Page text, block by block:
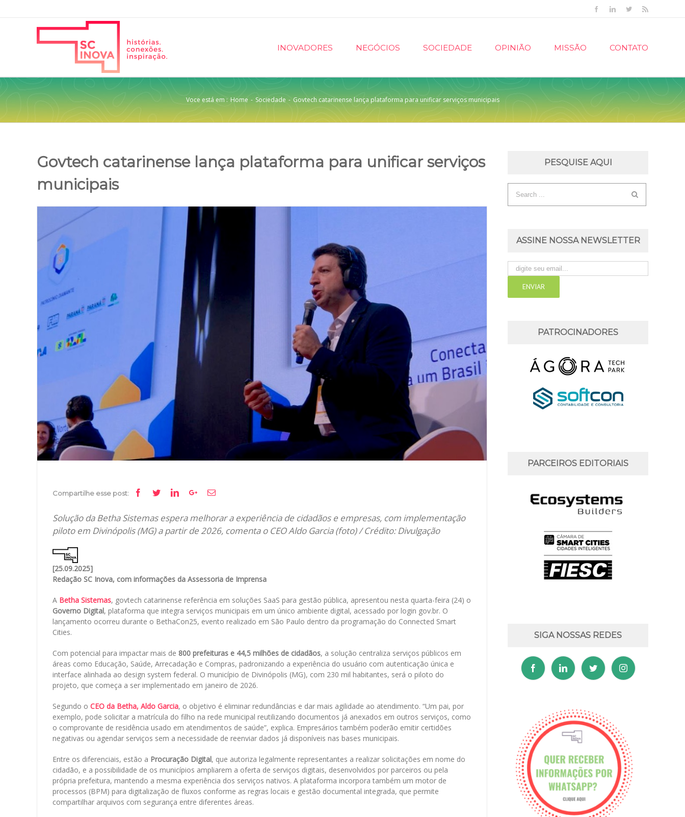
FacebookLinkedinTwitter
INOVADORES NEGÓCIOS SOCIEDADE OPINIÃO MISSÃO CONTATO
Voce está em : Home - Sociedade - Govtech catarinense lança plataforma para unificar serviços municipais
Govtech catarinense lança plataforma para unificar serviços
municipais
Image
Compartilhe esse post: Facebook
TwitterLinkedinGoogle+Email
Solução da Betha Sistemas espera melhorar a experiência de cidadãos e empresas, com implementação
piloto em Divinópolis (MG) a partir de 2026, comenta o CEO Aldo Garcia (foto) / Crédito: Divulgação
[25.09.2025]
Redação SC Inova, com informações da Assessoria de Imprensa
A Betha Sistemas, govtech catarinense referência em soluções SaaS para gestão pública, apresentou nesta quarta-feira (24) o
Governo Digital, plataforma que integra serviços municipais em um único ambiente digital, acessado por login gov.br. O
lançamento ocorreu durante o BethaCon25, evento realizado em São Paulo dentro da programação do Connected Smart
Cities.
Com potencial para impactar mais de 800 prefeituras e 44,5 milhões de cidadãos, a solução centraliza serviços públicos em
áreas como Educação, Saúde, Arrecadação e Compras, padronizando a experiência do usuário com autenticação única e
interface alinhada ao design system federal. O município de Divinópolis (MG), com 230 mil habitantes, será o piloto do
projeto, que começa a ser implementado em janeiro de 2026.
Segundo o CEO da Betha, Aldo Garcia, o objetivo é eliminar redundâncias e dar mais agilidade ao atendimento. “Um pai, por
exemplo, pode solicitar a matrícula do filho na rede municipal reutilizando documentos já anexados em outros serviços, como
o comprovante de residência usado em atendimentos de saúde”, explica. Empresários também poderão emitir certidões
negativas ou agendar serviços sem a necessidade de reenviar dados já disponíveis nas bases municipais.
Entre os diferenciais, estão a Procuração Digital, que autoriza legalmente representantes a realizar solicitações em nome do
cidadão, e a possibilidade de os municípios ampliarem a oferta de serviços digitais, desenvolvidos por parceiros ou pela
própria prefeitura, mantendo a mesma experiência dos serviços nativos. A plataforma incorpora também um motor de
processos (BPM) para digitalização de fluxos conforme as regras locais e gestão documental integrada, que permite
compartilhar arquivos com segurança entre diferentes áreas.
PESQUISE AQUI
ASSINE NOSSA NEWSLETTER
PATROCINADORES
PARCEIROS EDITORIAIS
SIGA NOSSAS REDES